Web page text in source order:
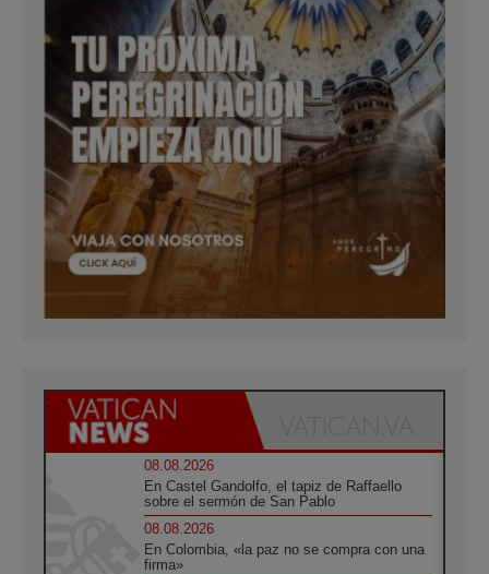
08.08.2026
En Castel Gandolfo, el tapiz de Raffaello
sobre el sermón de San Pablo
08.08.2026
En Colombia, «la paz no se compra con una
firma»